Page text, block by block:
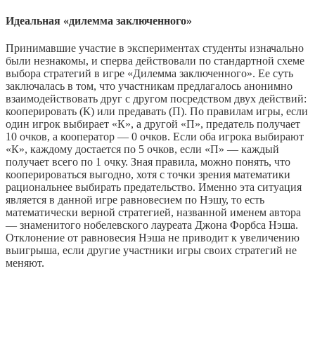
Идеальная «дилемма заключенного»
Принимавшие участие в экспериментах студенты изначально
были незнакомы, и сперва действовали по стандартной схеме
выбора стратегий в игре «Дилемма заключенного». Ее суть
заключалась в том, что участникам предлагалось анонимно
взаимодействовать друг с другом посредством двух действий:
кооперировать (К) или предавать (П). По правилам игры, если
один игрок выбирает «К», а другой «П», предатель получает
10 очков, а кооператор — 0 очков. Если оба игрока выбирают
«К», каждому достается по 5 очков, если «П» — каждый
получает всего по 1 очку. Зная правила, можно понять, что
кооперироваться выгодно, хотя с точки зрения математики
рациональнее выбирать предательство. Именно эта ситуация
является в данной игре равновесием по Нэшу, то есть
математически верной стратегией, названной именем автора
— знаменитого нобелевского лауреата Джона Форбса Нэша.
Отклонение от равновесия Нэша не приводит к увеличению
выигрыша, если другие участники игры своих стратегий не
меняют.